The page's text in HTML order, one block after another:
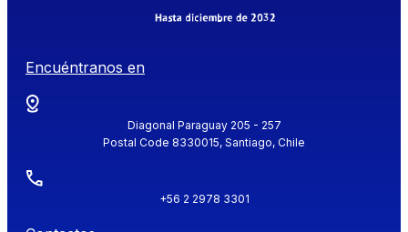
Encuéntranos en
Diagonal Paraguay 205 - 257
Postal Code 8330015, Santiago, Chile
+56 2 2978 3301